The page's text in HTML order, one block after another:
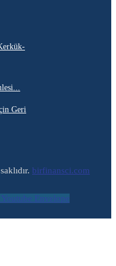
Geri
birfinansci.com
Youtube Envelope